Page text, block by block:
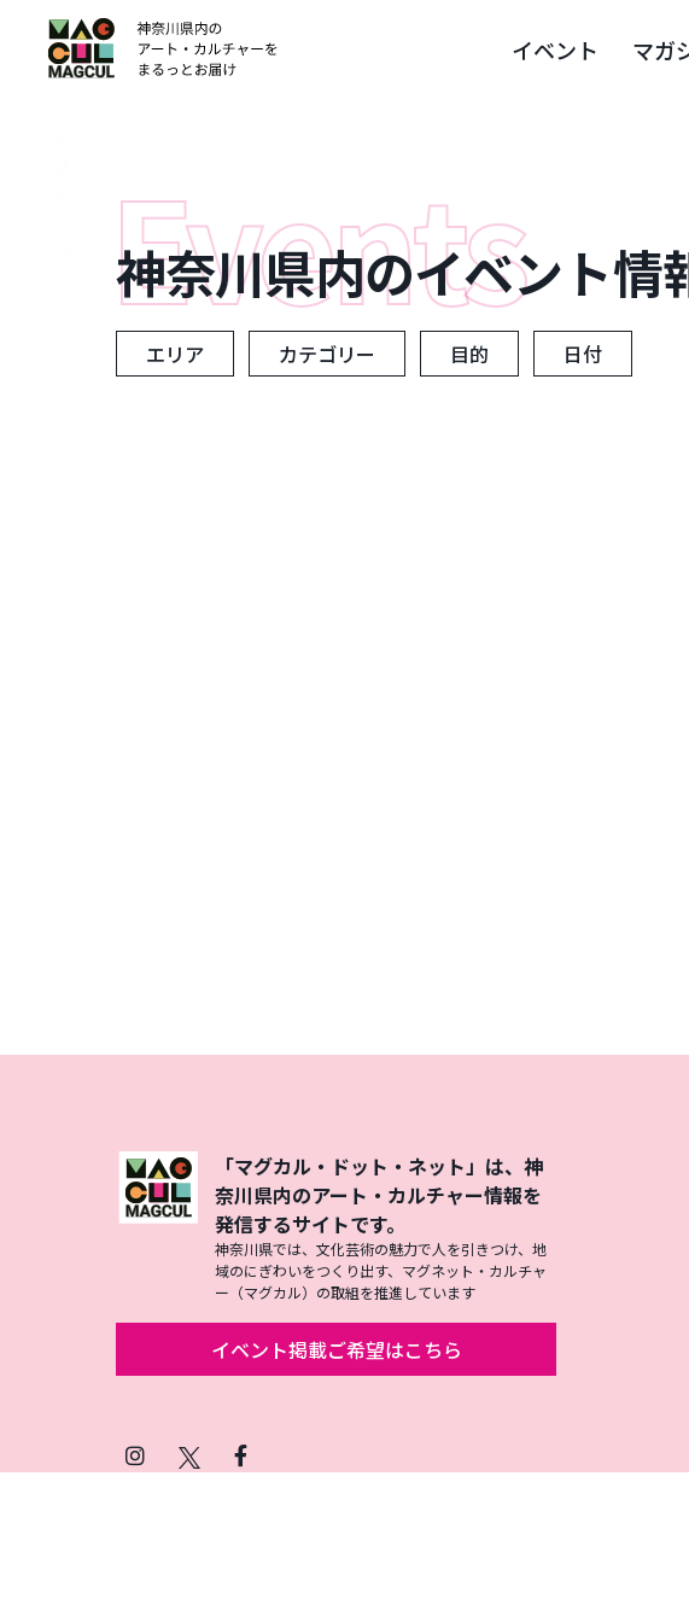
イベント マガ
ン
テ
ン
神奈川県内のイベント情
エリア カテゴリー 目的 日付
「マグカル・ドット・ネット」は、神
奈川県内のアート・カルチャー情報を
発信するサイトです。
神奈川県では、文化芸術の魅力で人を引きつけ、地
域のにぎわいをつくり出す、マグネット・カルチャ
ー（マグカル）の取組を推進しています
イベント掲載ご希望はこちら
InstagramFacebook